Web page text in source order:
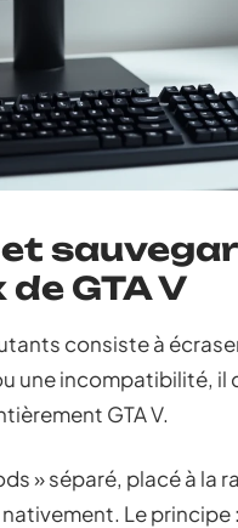
GTA V
consiste à
une incompatibilité,
GTA V.
» séparé, placé à la
Le principe :